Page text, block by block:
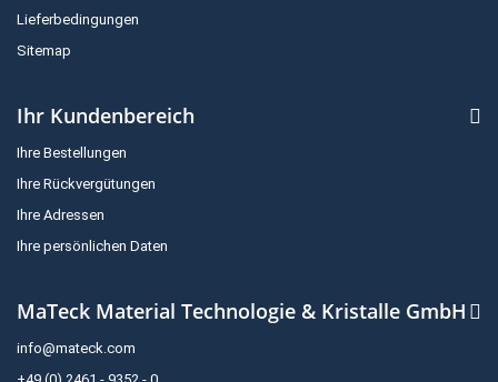
Lieferbedingungen
Sitemap
Ihr Kundenbereich
Ihre Bestellungen
Ihre Rückvergütungen
Ihre Adressen
Ihre persönlichen Daten
MaTeck Material Technologie & Kristalle GmbH
info@mateck.com